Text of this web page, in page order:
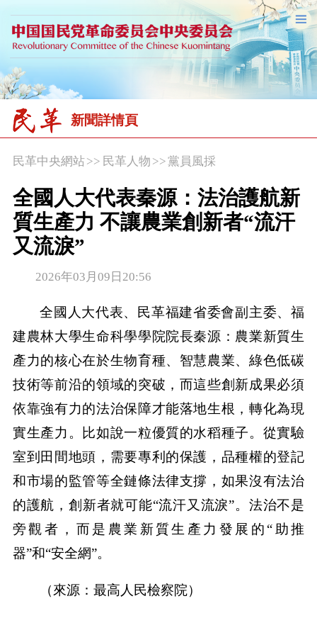
新聞詳情頁
民革中央網站>> 民革人物 >>黨員風採
全國人大代表秦源：法治護航新
質生產力 不讓農業創新者“流汗
又流淚”
2026年03月09日20:56
全國人大代表、民革福建省委會副主委、福
建農林大學生命科學學院院長秦源：農業新質生
產力的核心在於生物育種、智慧農業、綠色低碳
技術等前沿的領域的突破，而這些創新成果必須
依靠強有力的法治保障才能落地生根，轉化為現
實生產力。比如說一粒優質的水稻種子。從實驗
室到田間地頭，需要專利的保護，品種權的登記
和市場的監管等全鏈條法律支撐，如果沒有法治
的護航，創新者就可能“流汗又流淚”。法治不是
旁觀者，而是農業新質生產力發展的“助推
器”和“安全網”。
（來源：最高人民檢察院）